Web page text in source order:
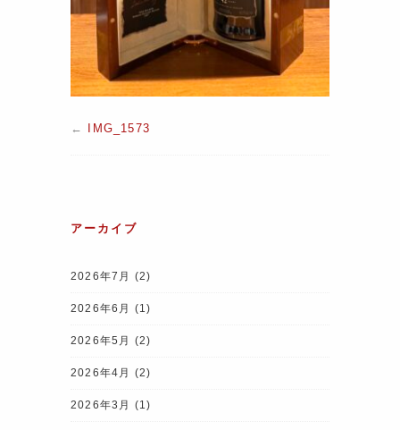
← IMG_1573
アーカイブ
2026年7月 (2)
2026年6月 (1)
2026年5月 (2)
2026年4月 (2)
2026年3月 (1)